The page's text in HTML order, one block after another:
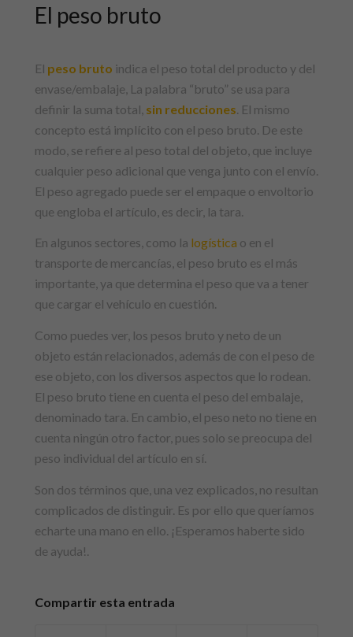
El peso bruto
El peso bruto indica el peso total del producto y del
envase/embalaje, La palabra “bruto” se usa para
definir la suma total, sin reducciones. El mismo
concepto está implícito con el peso bruto. De este
modo, se refiere al peso total del objeto, que incluye
cualquier peso adicional que venga junto con el envío.
El peso agregado puede ser el empaque o envoltorio
que engloba el artículo, es decir, la tara.
En algunos sectores, como la logística o en el
transporte de mercancías, el peso bruto es el más
importante, ya que determina el peso que va a tener
que cargar el vehículo en cuestión.
Como puedes ver, los pesos bruto y neto de un
objeto están relacionados, además de con el peso de
ese objeto, con los diversos aspectos que lo rodean.
El peso bruto tiene en cuenta el peso del embalaje,
denominado tara. En cambio, el peso neto no tiene en
cuenta ningún otro factor, pues solo se preocupa del
peso individual del artículo en sí.
Son dos términos que, una vez explicados, no resultan
complicados de distinguir. Es por ello que queríamos
echarte una mano en ello. ¡Esperamos haberte sido
de ayuda!.
Compartir esta entrada